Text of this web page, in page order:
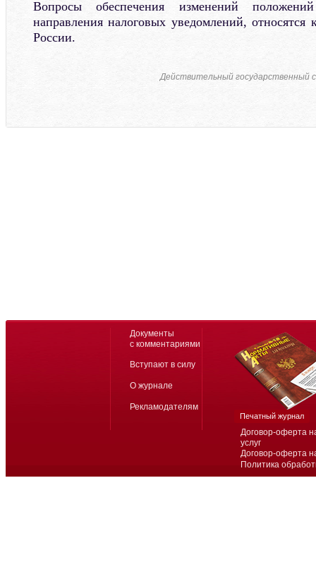
Вопросы обеспечения изменений
направления налоговых уведомлений,
России.
Действительный государственный
Договор-оферта
услуг
Договор-оферта
Политика
Документы
с комментариями
Вступают в силу
О журнале
Рекламодателям
Печатный журнал